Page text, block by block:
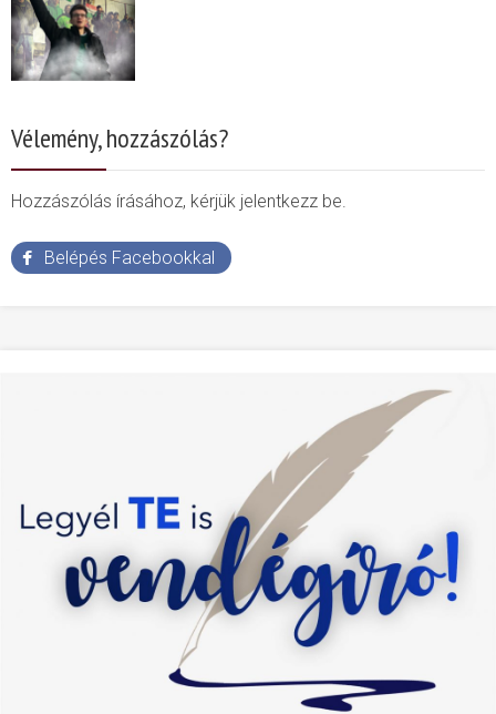
Vélemény, hozzászólás?
Hozzászólás írásához, kérjük jelentkezz be.
Belépés Facebookkal